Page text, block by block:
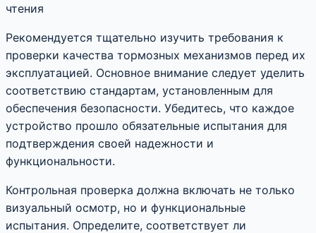
чтения
Рекомендуется тщательно изучить требования к
проверки качества тормозных механизмов перед их
эксплуатацией. Основное внимание следует уделить
соответствию стандартам, установленным для
обеспечения безопасности. Убедитесь, что каждое
устройство прошло обязательные испытания для
подтверждения своей надежности и
функциональности.
Контрольная проверка должна включать не только
визуальный осмотр, но и функциональные
испытания. Определите, соответствует ли